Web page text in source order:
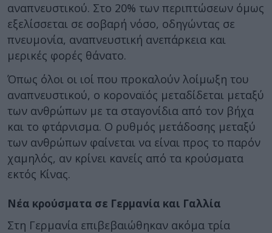
αναπνευστικού. Στο 20% των περιπτώσεων όμως
εξελίσσεται σε σοβαρή νόσο, οδηγώντας σε
πνευμονία, αναπνευστική ανεπάρκεια και
μερικές φορές θάνατο.
Όπως όλοι οι ιοί που προκαλούν λοίμωξη του
αναπνευστικού, ο κοροναϊός μεταδίδεται μεταξύ
των ανθρώπων με τα σταγονίδια από τον βήχα
και το φτάρνισμα. Ο ρυθμός μετάδοσης μεταξύ
των ανθρώπων φαίνεται να είναι προς το παρόν
χαμηλός, αν κρίνει κανείς από τα κρούσματα
εκτός Κίνας.
Νέα κρούσματα σε Γερμανία και Γαλλία
Στη Γερμανία επιβεβαιώθηκαν ακόμα τρία